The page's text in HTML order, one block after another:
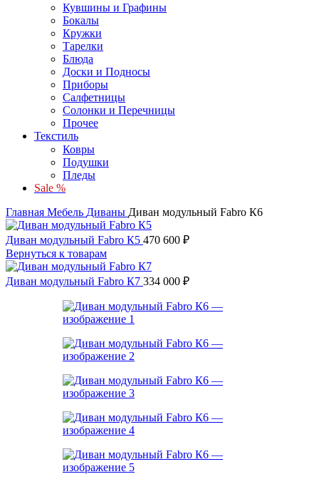
Кувшины и Графины
Бокалы
Кружки
Тарелки
Блюда
Доски и Подносы
Приборы
Салфетницы
Солонки и Перечницы
Прочее
Текстиль
Ковры
Подушки
Пледы
Sale %
Главная Мебель Диваны Диван модульный Fabro К6
Диван модульный Fabro К5 470 600 ₽
Вернуться к товарам
Диван модульный Fabro К7 334 000 ₽